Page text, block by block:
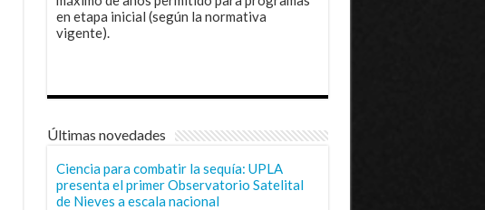
en etapa inicial (según la normativa
vigente).
Últimas novedades
Ciencia para combatir la sequía: UPLA
presenta el primer Observatorio Satelital
de Nieves a escala nacional